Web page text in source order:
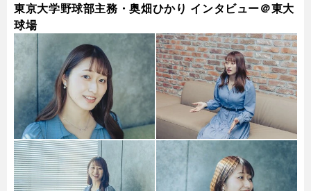
東京大学野球部主務・奥畑ひかり インタビュー＠東大
球場